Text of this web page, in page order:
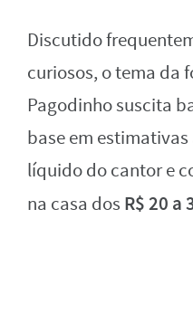
Discutido
curiosos, o tema da
Pagodinho suscita
base em
líquido do cantor e
na casa dos R$ 20 a